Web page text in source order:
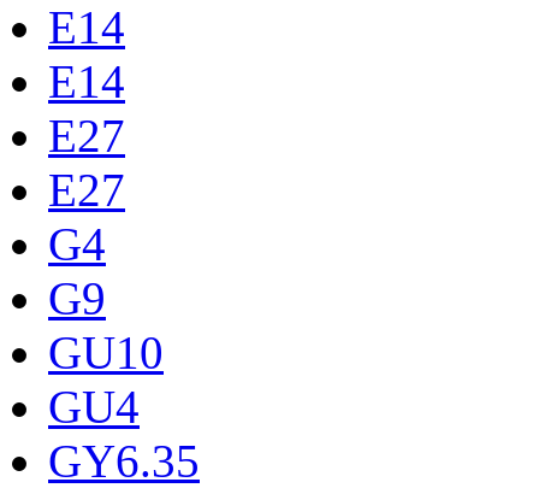
E14
E14
E27
E27
G4
G9
GU10
GU4
GY6.35